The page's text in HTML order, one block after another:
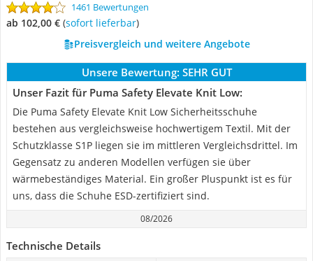
1461 Bewertungen
ab 102,00 € ( Sofort lieferbar)
Preisvergleich und weitere Angebote
Unsere Bewertung: SEHR GUT
Unser Fazit für Puma Safety Elevate Knit Low:
Die Puma Safety Elevate Knit Low Sicherheitsschuhe
bestehen aus vergleichsweise hochwertigem Textil. Mit der
Schutzklasse S1P liegen sie im mittleren Vergleichsdrittel. Im
Gegensatz zu anderen Modellen verfügen sie über
wärmebeständiges Material. Ein großer Pluspunkt ist es für
uns, dass die Schuhe ESD-zertifiziert sind.
08/2026
Technische Details